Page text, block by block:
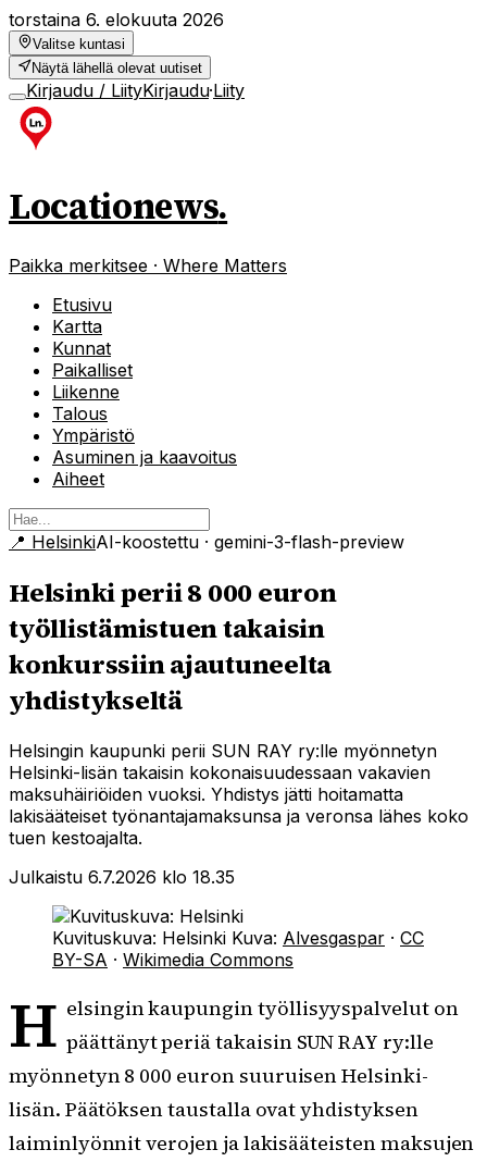
torstaina 6. elokuuta 2026
Valitse kuntasi
Näytä lähellä olevat uutiset
Kirjaudu / LiityKirjaudu·Liity
Locationews.
Paikka merkitsee · Where Matters
Etusivu
Kartta
Kunnat
Paikalliset
Liikenne
Talous
Ympäristö
Asuminen ja kaavoitus
Aiheet
📍 HelsinkiAI-koostettu · gemini-3-flash-preview
Helsinki perii 8 000 euron
työllistämistuen takaisin
konkurssiin ajautuneelta
yhdistykseltä
Helsingin kaupunki perii SUN RAY ry:lle myönnetyn
Helsinki-lisän takaisin kokonaisuudessaan vakavien
maksuhäiriöiden vuoksi. Yhdistys jätti hoitamatta
lakisääteiset työnantajamaksunsa ja veronsa lähes koko
tuen kestoajalta.
Julkaistu 6.7.2026 klo 18.35
Kuvituskuva: Helsinki Kuva: Alvesgaspar · CC
BY-SA · Wikimedia Commons
H elsingin kaupungin työllisyyspalvelut on
päättänyt periä takaisin SUN RAY ry:lle
myönnetyn 8 000 euron suuruisen Helsinki-
lisän. Päätöksen taustalla ovat yhdistyksen
laiminlyönnit verojen ja lakisääteisten maksujen